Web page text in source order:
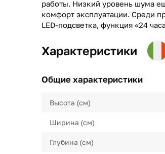
работы. Низкий уровень шума
комфорт эксплуатации. Среди
LED-подсветка, функция «24
Характеристики
Общие характеристики
Высота (см)
Ширина (см)
Глубина (см)